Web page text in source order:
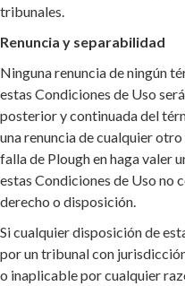
tribunales.
Renuncia y separabilidad
Ninguna renuncia de ningún
estas Condiciones de Uso
posterior y continuada del
una renuncia de cualquier
falla de Plough en haga valer
estas Condiciones de Uso no
derecho o disposición.
Si cualquier disposición de
por un tribunal con
o inaplicable por cualquier